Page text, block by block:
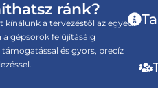
ránk?
a tervezéstől az egyedi
gépsorok felújításáig
és gyors, precíz